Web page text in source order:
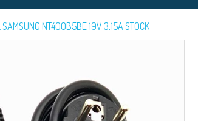
NT400B5BE 19V 3,15A STOCK